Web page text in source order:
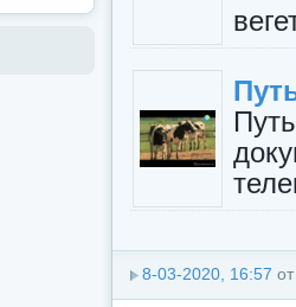
8-03-2020, 16:57